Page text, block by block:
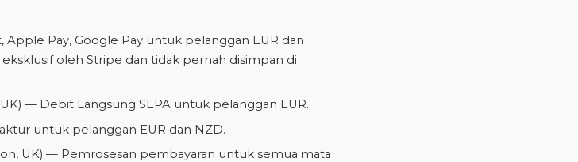
Apple Pay, Google Pay untuk pelanggan EUR dan
oleh Stripe dan tidak pernah disimpan di
— Debit Langsung SEPA untuk pelanggan EUR.
untuk pelanggan EUR dan NZD.
UK) — Pemrosesan pembayaran untuk semua mata